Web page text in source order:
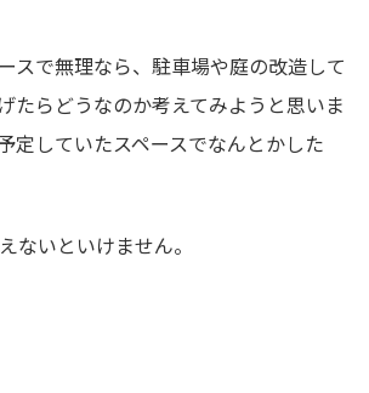
スで無理なら、駐車場や庭の改造して
たらどうなのか考えてみようと思いま
定していたスペースでなんとかした
ないといけません。